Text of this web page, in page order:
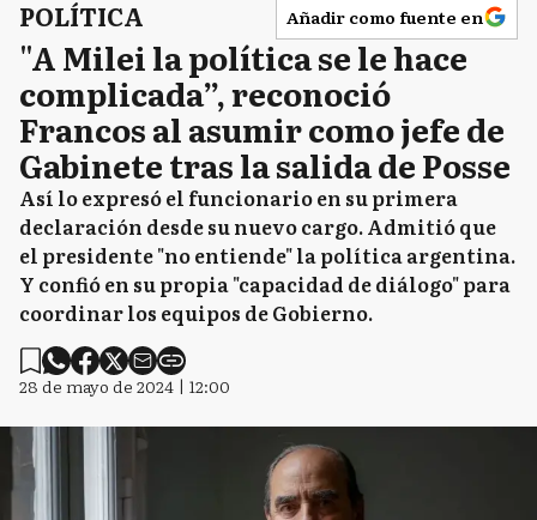
POLÍTICA Añadir como fuente en
"A Milei la política se le hace
complicada”, reconoció
Francos al asumir como jefe de
Gabinete tras la salida de Posse
Así lo expresó el funcionario en su primera
declaración desde su nuevo cargo. Admitió que
el presidente "no entiende" la política argentina.
Y confió en su propia "capacidad de diálogo" para
coordinar los equipos de Gobierno.
28 de mayo de 2024 | 12:00